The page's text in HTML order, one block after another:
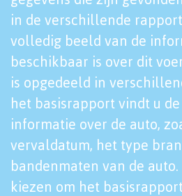
in de verschillende
volledig beeld van de
beschikbaar is over dit
is opgedeeld in
het basisrapport vindt u
informatie over de auto,
vervaldatum, het type
bandenmaten van de
kiezen om het